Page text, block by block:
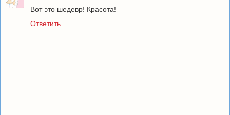
Вот это шедевр! Красота!
Ответить